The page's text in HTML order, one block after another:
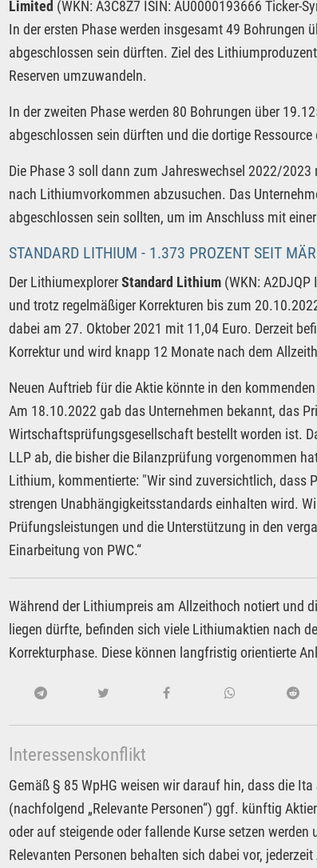
Limited (WKN: A3C8Z7 ISIN: AU0000193666 Ticker-
In der ersten Phase werden insgesamt 49 Bohrungen
abgeschlossen sein dürften. Ziel des
Reserven umzuwandeln.
In der zweiten Phase werden 80 Bohrungen über
abgeschlossen sein dürften und die dortige Ressource
Die Phase 3 soll dann zum Jahreswechsel 2022/
nach Lithiumvorkommen abzusuchen. Das
abgeschlossen sein sollten, um im Anschluss mit
STANDARD LITHIUM - 1.373 PROZENT SEIT
Der LithiumexplorerStandard Lithium (WKN:
und trotz regelmäßiger Korrekturen bis zum
dabei am 27. Oktober 2021 mit 11,04 Euro. Derzeit
Korrektur und wird knapp 12 Monate nach dem
Neuen Auftrieb für die Aktie könnte in den
Am 18.10.2022 gab das Unternehmen bekannt, das
Wirtschaftsprüfungsgesellschaft bestellt worden ist.
LLP ab, die bisher die Bilanzprüfung vorgenommen
Lithium, kommentierte: "Wir sind zuversichtlich, dass
strengen Unabhängigkeitsstandards einhalten wird.
Prüfungsleistungen und die Unterstützung in den
Einarbeitung von PWC.“
Während der Lithiumpreis am Allzeithoch notiert und
liegen dürfte, befinden sich viele Lithiumaktien nach
Korrekturphase. Diese können langfristig orientierte
Interessenskonflikt
Gemäß § 85 WpHG weisen wir darauf hin, dass die
(nachfolgend „Relevante Personen“) ggf. künftig
oder auf steigende oder fallende Kurse setzen
Relevanten Personen behalten sich dabei vor,